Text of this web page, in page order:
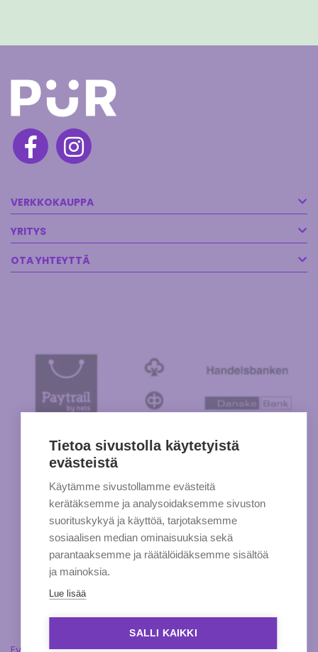
VERKKOKAUPPA
YRITYS
OTA YHTEYTTÄ
Tietoa sivustolla käytetyistä
evästeistä
Käytämme sivustollamme evästeitä
kerätäksemme ja analysoidaksemme sivuston
suorituskykyä ja käyttöä, tarjotaksemme
sosiaalisen median ominaisuuksia sekä
parantaaksemme ja räätälöidäksemme sisältöä
ja mainoksia.
Lue lisää
SALLI KAIKKI